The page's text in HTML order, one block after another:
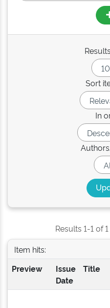
Sort
In
Results 1-1 of
Item hits:
Preview
Issue
Date
Title